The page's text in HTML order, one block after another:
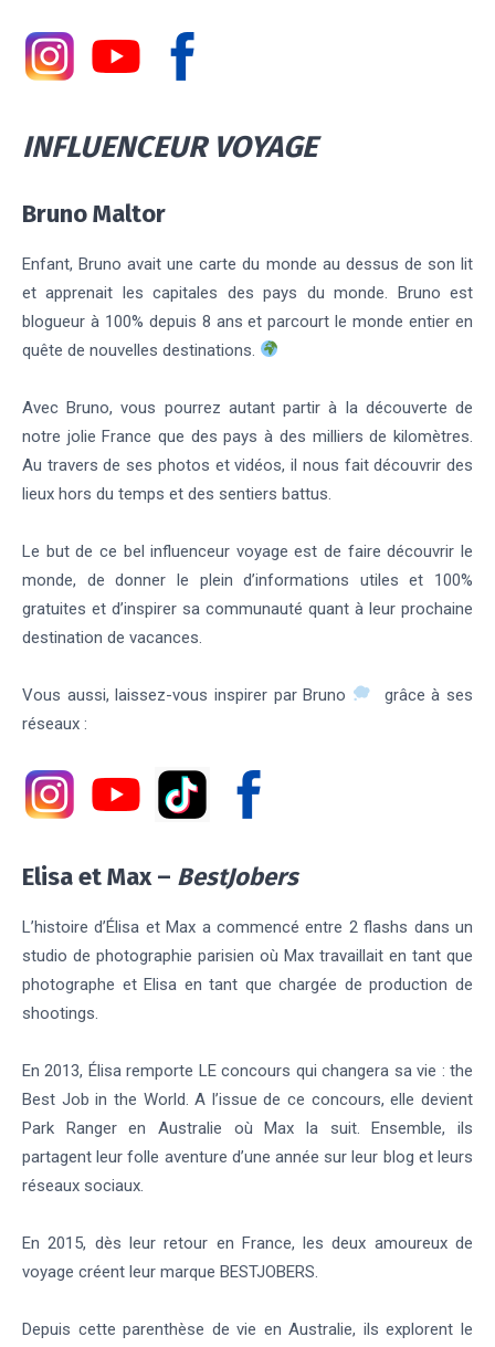
INFLUENCEUR VOYAGE
Bruno Maltor
Enfant, Bruno avait une carte du monde au dessus de son lit
et apprenait les capitales des pays du monde. Bruno est
blogueur à 100% depuis 8 ans et parcourt le monde entier en
quête de nouvelles destinations.
Avec Bruno, vous pourrez autant partir à la découverte de
notre jolie France que des pays à des milliers de kilomètres.
Au travers de ses photos et vidéos, il nous fait découvrir des
lieux hors du temps et des sentiers battus.
Le but de ce bel influenceur voyage est de faire découvrir le
monde, de donner le plein d’informations utiles et 100%
gratuites et d’inspirer sa communauté quant à leur prochaine
destination de vacances.
Vous aussi, laissez-vous inspirer par Bruno
grâce à ses
réseaux :
Elisa et Max – BestJobers
L’histoire d’Élisa et Max a commencé entre 2 flashs dans un
studio de photographie parisien où Max travaillait en tant que
photographe et Elisa en tant que chargée de production de
shootings.
En 2013, Élisa remporte LE concours qui changera sa vie : the
Best Job in the World. A l’issue de ce concours, elle devient
Park Ranger en Australie où Max la suit. Ensemble, ils
partagent leur folle aventure d’une année sur leur blog et leurs
réseaux sociaux.
En 2015, dès leur retour en France, les deux amoureux de
voyage créent leur marque BESTJOBERS.
Depuis cette parenthèse de vie en Australie, ils explorent le